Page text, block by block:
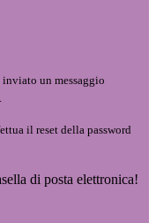
inviato un messaggio
il reset della password
di posta elettronica!